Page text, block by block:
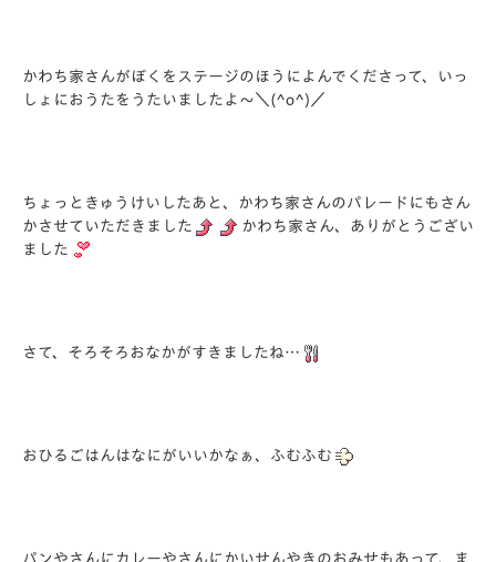
かわち家さんがぼくをステージのほうによんでくださって、いっ
しょにおうたをうたいましたよ～＼(^o^)／
ちょっときゅうけいしたあと、かわち家さんのパレードにもさん
かさせていただきました
かわち家さん、ありがとうござい
ました
さて、そろそろおなかがすきましたね…
おひるごはんはなにがいいかなぁ、ふむふむ
パンやさんにカレーやさんにかいせんやきのおみせもあって、ま